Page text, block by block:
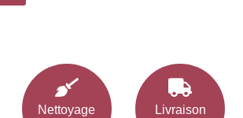
Nettoyage
Livraison